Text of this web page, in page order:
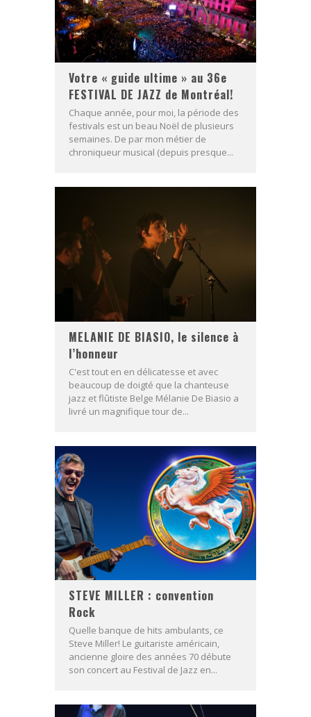
Votre « guide ultime » au 36e
FESTIVAL DE JAZZ de Montréal!
Chaque année, pour moi, la période des
festivals est un beau Noël de plusieurs
semaines. De par mon métier de
chroniqueur musical (depuis presque...
MELANIE DE BIASIO, le silence à
l’honneur
C'est tout en en délicatesse et avec
beaucoup de doigté que la chanteuse
jazz et flûtiste Belge Mélanie De Biasio a
livré un magnifique tour de...
STEVE MILLER : convention
Rock
Quelle banque de hits ambulants, ce
Steve Miller! Le guitariste américain,
ancienne gloire des années 70 débute
son concert au Festival de Jazz en...